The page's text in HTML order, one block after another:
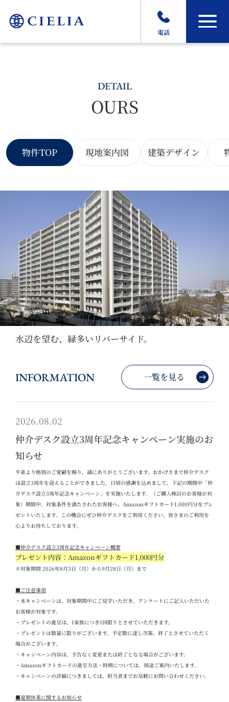
電話
DETAIL
OURS
物件TOP 現地案内図 建築デザイン
外観
水辺を望む、緑多いリバーサイド。
INFORMATION 一覧を見る
2026.08.02
仲介デスク設立3周年記念キャンペーン実施のお
知らせ
平素より格別のご愛顧を賜り、誠にありがとうございます。おかげさまで仲介デスク
は設立3周年を迎えることができました。日頃の感謝を込めまして、下記の期間中「仲
介デスク設立3周年記念キャンペーン」を実施いたします。（ご購入検討のお客様が対
象）期間中、対象条件を満たされたお客様へ、 Amazonギフトカード1,000円分をプレ
ゼントいたします。この機会にぜひ仲介デスクをご利用ください。 皆さまのご利用を
心よりお待ちしております。
■仲介デスク設立3周年記念キャンペーン概要
プレゼント内容：Amazonギフトカード1,000円分
※対象期間 2026年8 月3 日（月）から9月28 日（月）まで
■ ご注意事項
・本キャンペーンは、対象期間中にご見学いただき、アンケートにご記入いただいた
お客様が対象です。
・プレゼントの進呈は、 1家族につき1 回限りとさせていただきます。
・プレゼントは数量に限りがございます。予定数に達し次第、終了とさせていただく
場合がございます。
・キャンペーン内容は、予告なく変更または終了となる場合がございます。
・ Amazonギフトカードの進呈方法・時期については、別途ご案内いたします。
・キャンペーンの詳細につきましては、担当者までお気軽にお問い合わせください。
■夏期休業に関するお知らせ